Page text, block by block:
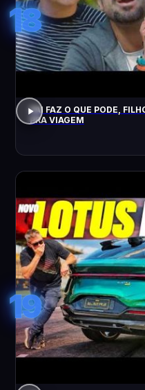
18
PAI FAZ O QUE PODE,
PRA VIAGEM
19